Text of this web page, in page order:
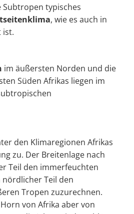
typisches
, wie es auch in
ist.
im äußersten Norden und die
Süden Afrikas liegen im
den Klimaregionen Afrikas
zu. Der Breitenlage nach
Teil den immerfeuchten
Teil den
Tropen zuzurechnen.
von Afrika aber von